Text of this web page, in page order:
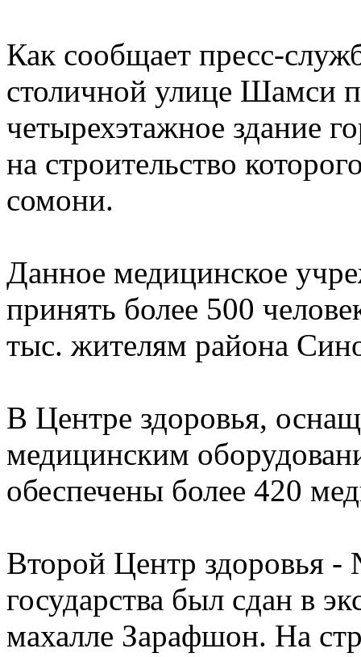
Как сообщает пресс-
столичной улице Шамси
четырехэтажное здание
на строительство
сомони.
Данное медицинское
принять более 500
тыс. жителям района
В Центре здоровья,
медицинским
обеспечены более 420
Второй Центр здоровья -
государства был сдан в
махалле Зарафшон. На